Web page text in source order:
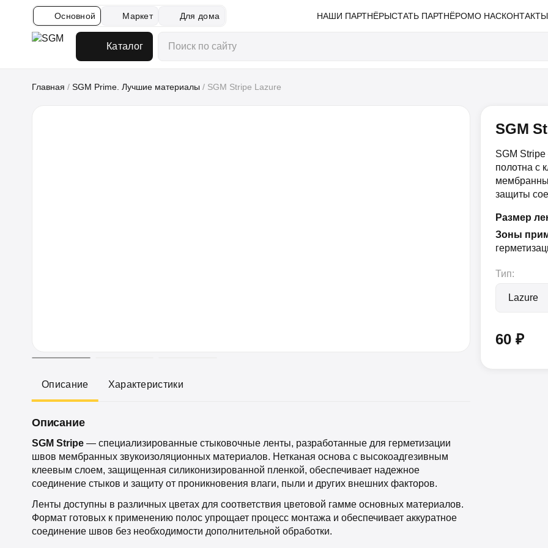
Основной Маркет Для дома НАШИ ПАРТНЁРЫСТАТЬ ПАРТНЁРОМО НАСКОНТАКТЫ
Каталог
Главная / SGM Prime. Лучшие материалы / SGM Stripe Lazure
SGM
SGM
полотна с
защиты
Размер
Зоны
Тип:
60 ₽
Описание Характеристики
Описание
SGM Stripe — специализированные стыковочные ленты, разработанные для герметизации
швов мембранных звукоизоляционных материалов. Нетканая основа с высокоадгезивным
клеевым слоем, защищенная силиконизированной пленкой, обеспечивает надежное
соединение стыков и защиту от проникновения влаги, пыли и других внешних факторов.
Ленты доступны в различных цветах для соответствия цветовой гамме основных материалов.
Формат готовых к применению полос упрощает процесс монтажа и обеспечивает аккуратное
соединение швов без необходимости дополнительной обработки.